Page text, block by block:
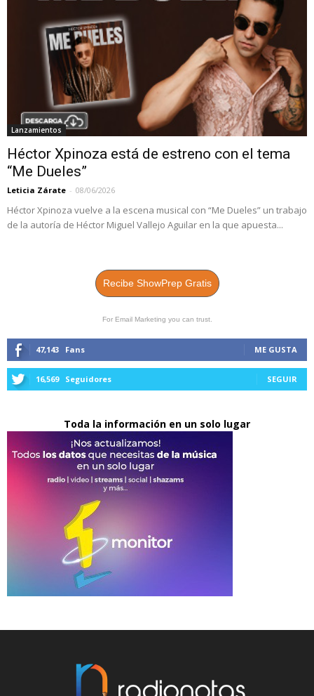
Lanzamientos
Héctor Xpinoza está de estreno con el tema
“Me Dueles”
Leticia Zárate - 08/06/2026
Héctor Xpinoza vuelve a la escena musical con “Me Dueles” un trabajo
de la autoría de Héctor Miguel Vallejo Aguilar en la que apuesta...
Recibe ShowPrep Gratis
For Email Marketing you can trust.
47,143 Fans ME GUSTA
16,569 Seguidores SEGUIR
Toda la información en un solo lugar